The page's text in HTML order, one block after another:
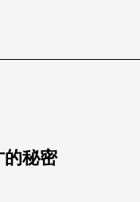
的秘密